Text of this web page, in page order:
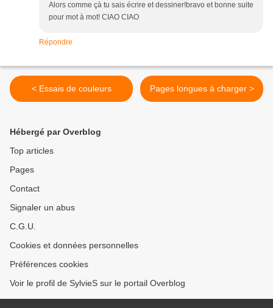
Alors comme çà tu sais écrire et dessiner!bravo et bonne suite
pour mot à mot! CIAO CIAO
Répondre
< Essais de couleurs Pages longues à charger >
Hébergé par Overblog
Top articles
Pages
Contact
Signaler un abus
C.G.U.
Cookies et données personnelles
Préférences cookies
Voir le profil de SylvieS sur le portail Overblog